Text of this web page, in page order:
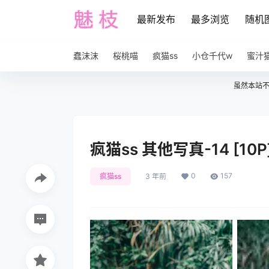
最新发布 最多浏览 随机
蠢沫沫 桜桃喵 疯猫ss 小仓千代w 蜜汁
虽然本站
疯猫ss 其他写真-14
疯猫ss 3 年前 0 157